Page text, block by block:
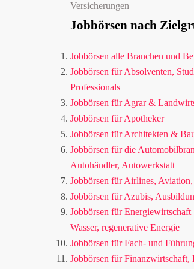
Versicherungen
Jobbörsen nach
Jobbörsen alle Branchen und
Jobbörsen für Absolventen,
Professionals
Jobbörsen für Agrar &
Jobbörsen für Apotheker
Jobbörsen für Architekten &
Jobbörsen für die
Autohändler, Autowerkstatt
Jobbörsen für Airlines,
Jobbörsen für Azubis,
Jobbörsen für Energiewirtschaft
Wasser, regenerative Energie
Jobbörsen für Fach- und
Jobbörsen für Finanzwirtschaft,